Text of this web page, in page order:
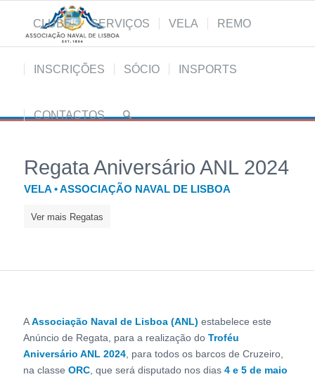
CLUBE SERVIÇOS VELA REMO
INSCRIÇÕES SÓCIO INSPORTS
CONTACTOS
Regata Aniversário ANL 2024
VELA • ASSOCIAÇÃO NAVAL DE LISBOA
Ver mais Regatas
AAssociação Naval de Lisboa (ANL) estabelece este
Anúncio de Regata, para a realização do Troféu
Aniversário ANL 2024, para todos os barcos de Cruzeiro,
na classe ORC, que será disputado nos dias 4 e 5 de maio